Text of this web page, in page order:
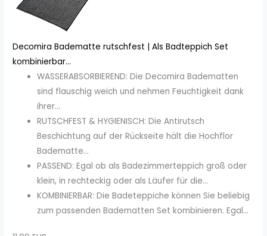
Decomira Badematte rutschfest | Als Badteppich Set
kombinierbar...
WASSERABSORBIEREND: Die Decomira Badematten
sind flauschig weich und nehmen Feuchtigkeit dank
ihrer...
RUTSCHFEST & HYGIENISCH: Die Antirutsch
Beschichtung auf der Rückseite hält die Hochflor
Badematte...
PASSEND: Egal ob als Badezimmerteppich groß oder
klein, in rechteckig oder als Läufer für die...
KOMBINIERBAR: Die Badeteppiche können Sie beliebig
zum passenden Badematten Set kombinieren. Egal...